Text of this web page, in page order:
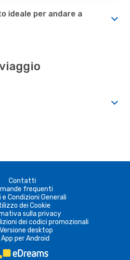
ideale per andare a
Contatti
frequenti
e Condizioni Generali
dei Cookie
sulla privacy
dei codici promozionali
Versione desktop
App per Android